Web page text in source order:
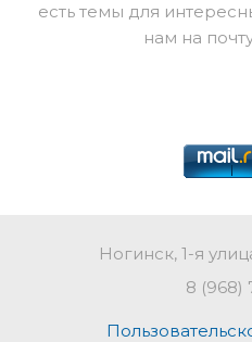
есть темы для
нам на
Ногинск, 1-я
8 (968)